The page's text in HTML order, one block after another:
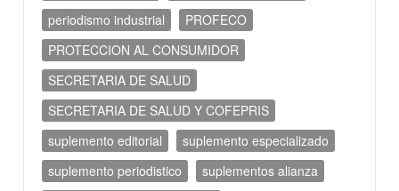
periodismo industrial
PROFECO
PROTECCION AL CONSUMIDOR
SECRETARIA DE SALUD
SECRETARIA DE SALUD Y COFEPRIS
suplemento editorial
suplemento especializado
suplemento periodistico
suplementos alianza